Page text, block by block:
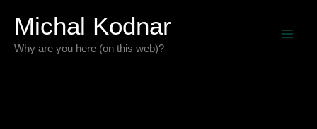
obsah
Michal Kodnar
Why are you here (on this web)?